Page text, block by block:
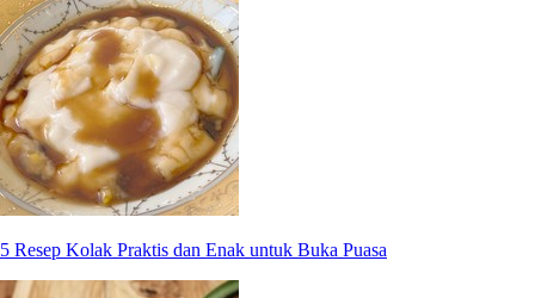
5 Resep Kolak Praktis dan Enak untuk Buka Puasa